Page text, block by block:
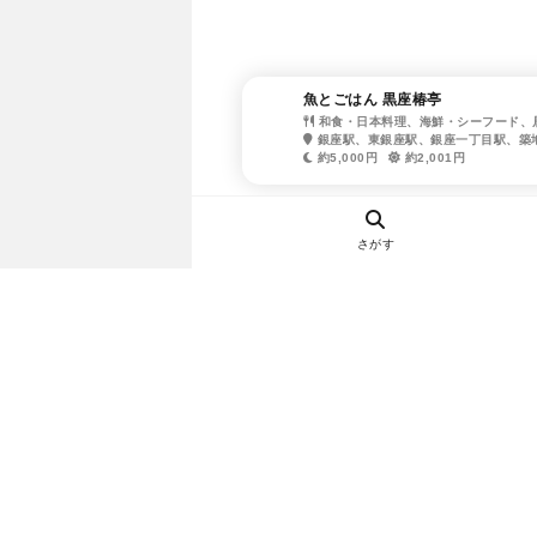
魚とごはん 黒座椿亭
和食・日本料理、海鮮・シーフード
銀座駅、東銀座駅、銀座一丁目駅、築
約5,000円
約2,001円
さがす